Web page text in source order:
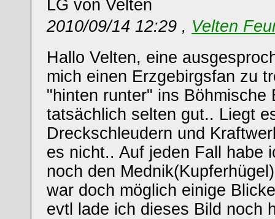
LG von Velten
2010/09/14 12:29 , Velten
Hallo Velten, eine
mich einen Erzgebirgsfan zu
"hinten runter" ins Böhmische
tatsächlich selten gut.. Liegt
Dreckschleudern und
es nicht.. Auf jeden Fall habe
noch den
war doch möglich einige
evtl lade ich dieses Bild noch